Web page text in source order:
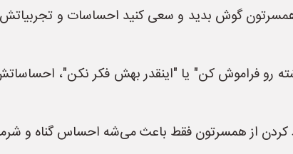
گوش بدید و سعی کنید احساسات و
رو فراموش کن" یا "اینقدر بهش فکر نکن"،
کردن از همسرتون فقط باعث می‌شه احساس گناه و